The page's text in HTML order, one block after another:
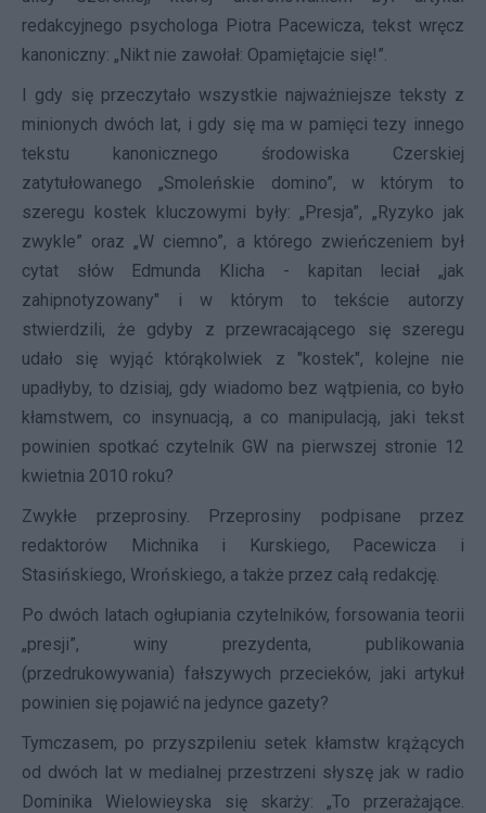
redakcyjnego psychologa Piotra Pacewicza, tekst wręcz
kanoniczny: „Nikt nie zawołał: Opamiętajcie się!”.
I gdy się przeczytało wszystkie najważniejsze teksty z
minionych dwóch lat, i gdy się ma w pamięci tezy innego
tekstu kanonicznego środowiska Czerskiej
zatytułowanego „Smoleńskie domino”, w którym to
szeregu kostek kluczowymi były: „Presja”, „Ryzyko jak
zwykle” oraz „W ciemno”, a którego zwieńczeniem był
cytat słów Edmunda Klicha - kapitan leciał „jak
zahipnotyzowany" i w którym to tekście autorzy
stwierdzili, że gdyby z przewracającego się szeregu
udało się wyjąć którąkolwiek z "kostek", kolejne nie
upadłyby, to dzisiaj, gdy wiadomo bez wątpienia, co było
kłamstwem, co insynuacją, a co manipulacją, jaki tekst
powinien spotkać czytelnik GW na pierwszej stronie 12
kwietnia 2010 roku?
Zwykłe przeprosiny. Przeprosiny podpisane przez
redaktorów Michnika i Kurskiego, Pacewicza i
Stasińskiego, Wrońskiego, a także przez całą redakcję.
Po dwóch latach ogłupiania czytelników, forsowania teorii
„presji”, winy prezydenta, publikowania
(przedrukowywania) fałszywych przecieków, jaki artykuł
powinien się pojawić na jedynce gazety?
Tymczasem, po przyszpileniu setek kłamstw krążących
od dwóch lat w medialnej przestrzeni słyszę jak w radio
Dominika Wielowieyska się skarży: „To przerażające.